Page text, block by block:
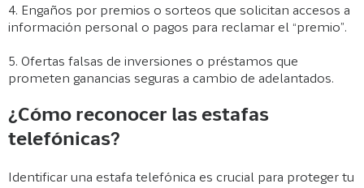
4. Engaños por premios o sorteos que solicitan accesos a
información personal o pagos para reclamar el “premio”.
5. Ofertas falsas de inversiones o préstamos que
prometen ganancias seguras a cambio de adelantados.
¿Cómo reconocer las estafas
telefónicas?
Identificar una estafa telefónica es crucial para proteger tu